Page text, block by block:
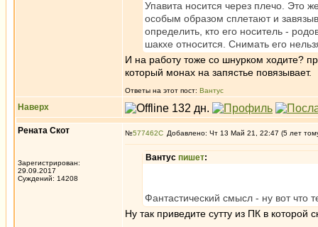
Упавита носится через плечо. Это
особым образом сплетают и
определить, кто его носитель -
шакхе относится. Снимать его
И на работу тоже со шнурком ходите?
который монах на запястье повязывает.
Ответы на этот пост: Вантус
Наверх
Рената Скот
Зарегистрирован:
29.09.2017
Суждений: 14208
№577462 Добавлено: Чт 13 Май 21, 22:47 (5 лет
Вантус пишет:
Фантастический смысл - ну вот что
Ну так приведите сутту из ПК в